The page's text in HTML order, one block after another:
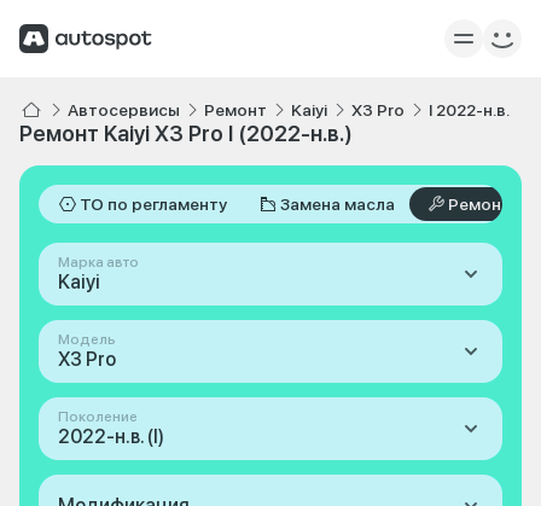
Автосервисы Ремонт Kaiyi X3 Pro I 2022-н.в.
Ремонт Kaiyi X3 Pro I (2022-н.в.)
ТО по регламенту Замена масла Ремонт
Марка авто
Kaiyi
Модель
X3 Pro
Поколение
2022-н.в. (I)